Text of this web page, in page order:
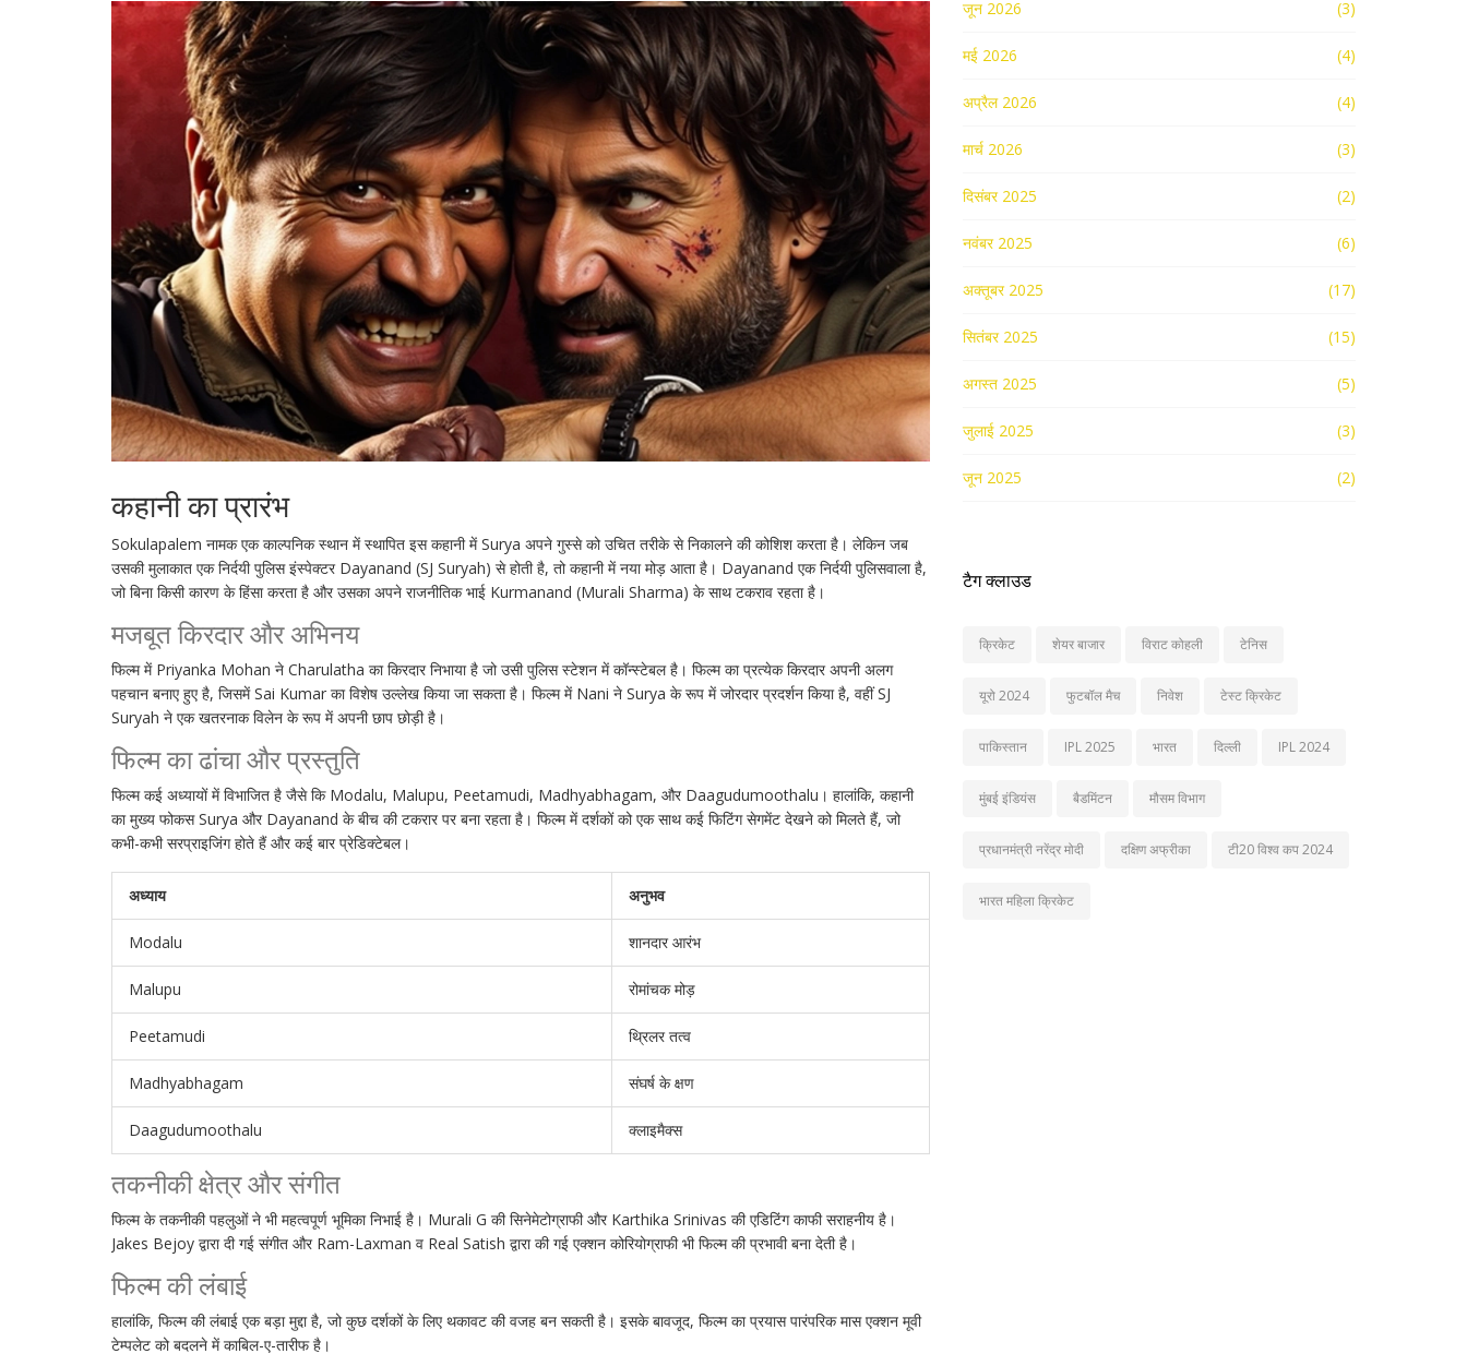
कहानी का प्रारंभ
Sokulapalem नामक एक काल्पनिक स्थान में स्थापित इस कहानी में Surya अपने गुस्से को उचित तरीके से निकालने की कोशिश करता है। लेकिन जब
उसकी मुलाकात एक निर्दयी पुलिस इंस्पेक्टर Dayanand (SJ Suryah) से होती है, तो कहानी में नया मोड़ आता है। Dayanand एक निर्दयी पुलिसवाला है,
जो बिना किसी कारण के हिंसा करता है और उसका अपने राजनीतिक भाई Kurmanand (Murali Sharma) के साथ टकराव रहता है।
मजबूत किरदार और अभिनय
फिल्म में Priyanka Mohan ने Charulatha का किरदार निभाया है जो उसी पुलिस स्टेशन में कॉन्स्टेबल है। फिल्म का प्रत्येक किरदार अपनी अलग
पहचान बनाए हुए है, जिसमें Sai Kumar का विशेष उल्लेख किया जा सकता है। फिल्म में Nani ने Surya के रूप में जोरदार प्रदर्शन किया है, वहीं SJ
Suryah ने एक खतरनाक विलेन के रूप में अपनी छाप छोड़ी है।
फिल्म का ढांचा और प्रस्तुति
फिल्म कई अध्यायों में विभाजित है जैसे कि Modalu, Malupu, Peetamudi, Madhyabhagam, और Daagudumoothalu। हालांकि, कहानी
का मुख्य फोकस Surya और Dayanand के बीच की टकरार पर बना रहता है। फिल्म में दर्शकों को एक साथ कई फिटिंग सेगमेंट देखने को मिलते हैं, जो
कभी-कभी सरप्राइजिंग होते हैं और कई बार प्रेडिक्टेबल।
अध्याय अनुभव
Modalu शानदार आरंभ
Malupu रोमांचक मोड़
Peetamudi थ्रिलर तत्व
Madhyabhagam संघर्ष के क्षण
Daagudumoothalu क्लाइमैक्स
तकनीकी क्षेत्र और संगीत
फिल्म के तकनीकी पहलुओं ने भी महत्वपूर्ण भूमिका निभाई है। Murali G की सिनेमेटोग्राफी और Karthika Srinivas की एडिटिंग काफी सराहनीय है।
Jakes Bejoy द्वारा दी गई संगीत और Ram-Laxman व Real Satish द्वारा की गई एक्शन कोरियोग्राफी भी फिल्म की प्रभावी बना देती है।
फिल्म की लंबाई
हालांकि, फिल्म की लंबाई एक बड़ा मुद्दा है, जो कुछ दर्शकों के लिए थकावट की वजह बन सकती है। इसके बावजूद, फिल्म का प्रयास पारंपरिक मास एक्शन मूवी
टेम्पलेट को बदलने में काबिल-ए-तारीफ है।
जून 2026 (3)
मई 2026 (4)
अप्रैल 2026 (4)
मार्च 2026 (3)
दिसंबर 2025 (2)
नवंबर 2025 (6)
अक्तूबर 2025 (17)
सितंबर 2025 (15)
अगस्त 2025 (5)
जुलाई 2025 (3)
जून 2025 (2)
टैग क्लाउड
क्रिकेट शेयर बाजार विराट कोहली टेनिस
यूरो 2024 फुटबॉल मैच निवेश टेस्ट क्रिकेट
पाकिस्तान IPL 2025 भारत दिल्ली IPL 2024
मुंबई इंडियंस बैडमिंटन मौसम विभाग
प्रधानमंत्री नरेंद्र मोदी दक्षिण अफ्रीका टी20 विश्व कप 2024
भारत महिला क्रिकेट